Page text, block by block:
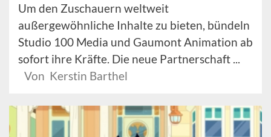
Um den Zuschauern weltweit
außergewöhnliche Inhalte zu bieten, bündeln
Studio 100 Media und Gaumont Animation ab
sofort ihre Kräfte. Die neue Partnerschaft ...
Von Kerstin Barthel